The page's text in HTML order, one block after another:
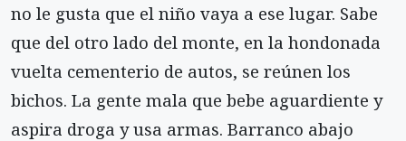
no le gusta que el niño vaya a ese lugar. Sabe
que del otro lado del monte, en la hondonada
vuelta cementerio de autos, se reúnen los
bichos. La gente mala que bebe aguardiente y
aspira droga y usa armas. Barranco abajo